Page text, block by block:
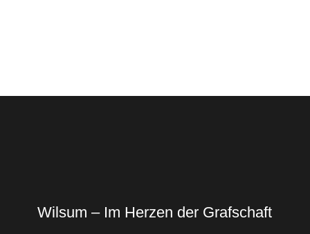
Wilsum – Im Herzen der Grafschaft